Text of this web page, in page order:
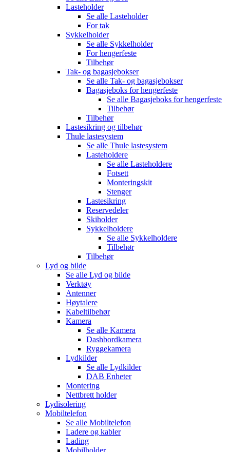
Lasteholder
Se alle Lasteholder
For tak
Sykkelholder
Se alle Sykkelholder
For hengerfeste
Tilbehør
Tak- og bagasjebokser
Se alle Tak- og bagasjebokser
Bagasjeboks for hengerfeste
Se alle Bagasjeboks for hengerfeste
Tilbehør
Tilbehør
Lastesikring og tilbehør
Thule lastesystem
Se alle Thule lastesystem
Lasteholdere
Se alle Lasteholdere
Fotsett
Monteringskit
Stenger
Lastesikring
Reservedeler
Skiholder
Sykkelholdere
Se alle Sykkelholdere
Tilbehør
Tilbehør
Lyd og bilde
Se alle Lyd og bilde
Verktøy
Antenner
Høytalere
Kabeltilbehør
Kamera
Se alle Kamera
Dashbordkamera
Ryggekamera
Lydkilder
Se alle Lydkilder
DAB Enheter
Montering
Nettbrett holder
Lydisolering
Mobiltelefon
Se alle Mobiltelefon
Ladere og kabler
Lading
Mobilholder